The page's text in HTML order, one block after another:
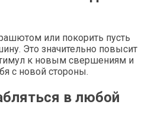
или покорить пусть
Это значительно повысит
к новым свершениям и
с новой стороны.
в любой